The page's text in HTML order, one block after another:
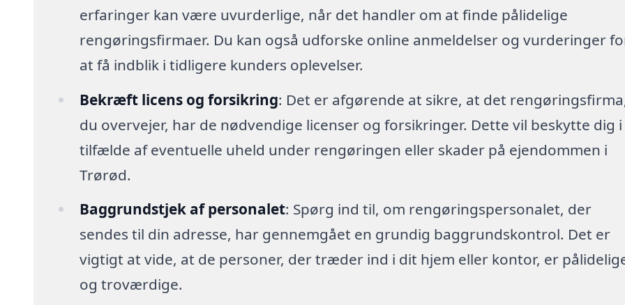
erfaringer kan være uvurderlige, når det handler om at finde pålidelige
rengøringsfirmaer. Du kan også udforske online anmeldelser og vurderinger
at få indblik i tidligere kunders oplevelser.
Bekræft licens og forsikring: Det er afgørende at sikre, at det
du overvejer, har de nødvendige licenser og forsikringer. Dette vil beskytte dig i
tilfælde af eventuelle uheld under rengøringen eller skader på ejendommen i
Trørød.
Baggrundstjek af personalet: Spørg ind til, om rengøringspersonalet, der
sendes til din adresse, har gennemgået en grundig baggrundskontrol. Det er
vigtigt at vide, at de personer, der træder ind i dit hjem eller kontor, er
og troværdige.